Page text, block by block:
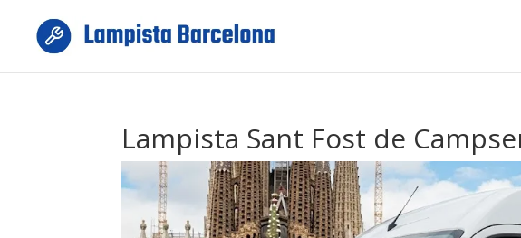
Lampista Sant Fost de